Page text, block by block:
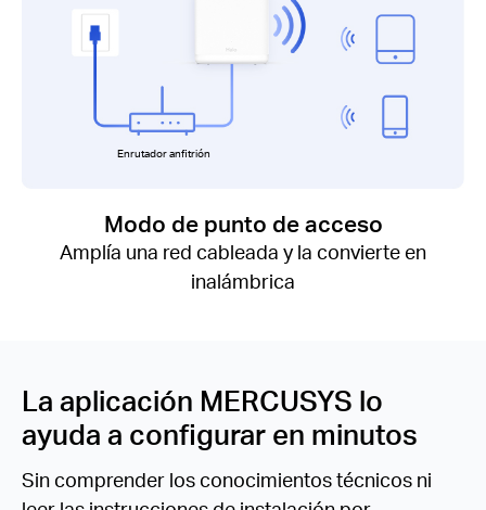
Enrutador anfitrión
Modo de punto de acceso
Amplía una red cableada y la convierte en
inalámbrica
La aplicación MERCUSYS lo
ayuda a configurar en minutos
Sin comprender los conocimientos técnicos ni